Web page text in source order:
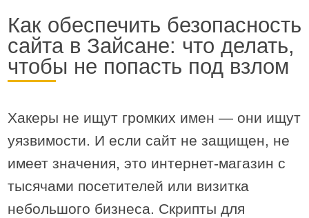
Как обеспечить безопасность
сайта в Зайсане: что делать,
чтобы не попасть под взлом
Хакеры не ищут громких имен — они ищут
уязвимости. И если сайт не защищен, не
имеет значения, это интернет-магазин с
тысячами посетителей или визитка
небольшого бизнеса. Скрипты для